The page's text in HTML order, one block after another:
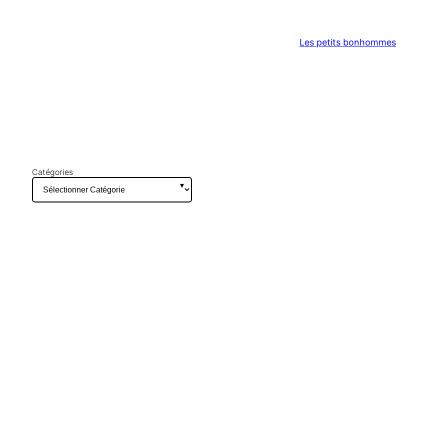
Les petits bonhommes
Catégories